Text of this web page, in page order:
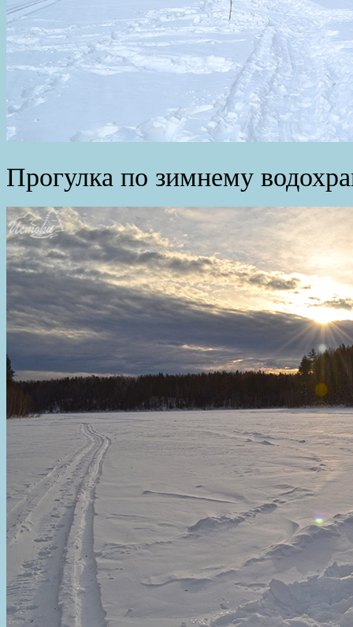
Прогулка по зимнему